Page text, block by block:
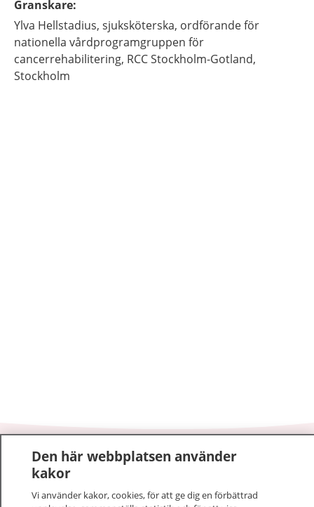
Granskare:
Ylva Hellstadius, sjuksköterska, ordförande för
nationella vårdprogramgruppen för
cancerrehabilitering, RCC Stockholm-Gotland,
Stockholm
1177–tryggt om din hälsa och vård
På 1177.se får du råd om hälsa och information om
Den här webbplatsen använder
kakor
Vi använder kakor, cookies, för att ge dig en förbättrad